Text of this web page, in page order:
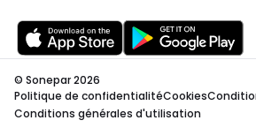
© Sonepar 2026
Politique de confidentialitéCookies
Conditions générales d'utilisation